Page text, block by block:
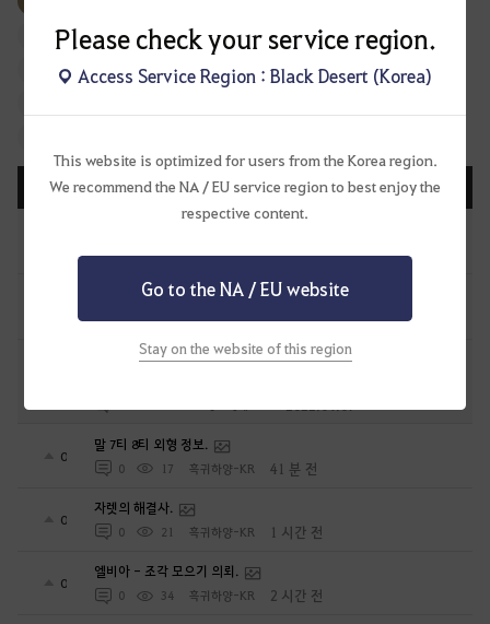
Please check your service region.
Access Service Region : Black Desert (Korea)
This website is optimized for users from the Korea region.
We recommend the NA / EU service region to best enjoy the
respective content.
Go to the NA / EU website
Stay on the website of this region
#아이템 #의뢰 #모험일지 #지식 #기운 #강화
#NPC #거점전 #점령전 #초보 모험가 #이벤트
등록일순 조회순 댓글순 공감순 화제순
16 85.6K [GM]샨티 2022.12.20
[진행중인 이벤트 모아보기]
3 119.6K [GM]메르브 2022.08.31
초보 모험가를 위한 추천 가이드 리스트(2025-04-28 업데이트)
0
말 7티 8티 외형 정보.
0 17 흑귀하양-KR 41 분 전
0
자렛의 해결사.
0 21 흑귀하양-KR 1 시간 전
0
엘비아 - 조각 모으기 의뢰.
0 34 흑귀하양-KR 2 시간 전